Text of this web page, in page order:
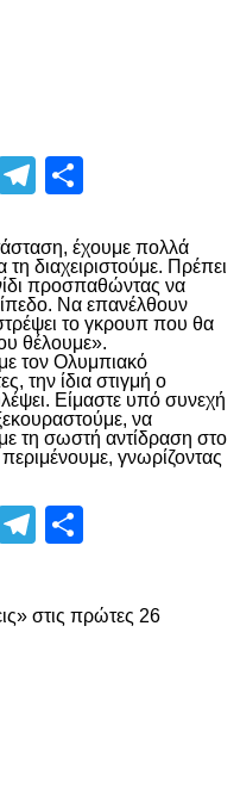
Telegram
έχουμε πολλά
διαχειριστούμε. Πρέπει
προσπαθώντας να
Να επανέλθουν
το γκρουπ που θα
θέλουμε».
τον Ολυμπιακό
την ίδια στιγμή ο
Είμαστε υπό συνεχή
να
τη σωστή αντίδραση στο
γνωρίζοντας
Telegram
στις πρώτες 26